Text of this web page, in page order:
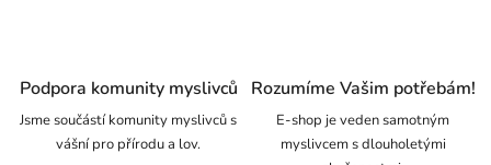
Podpora komunity myslivců
Jsme součástí komunity myslivců s
vášní pro přírodu a lov.
Rozumíme Vašim potřebám!
E-shop je veden samotným
myslivcem s dlouholetými